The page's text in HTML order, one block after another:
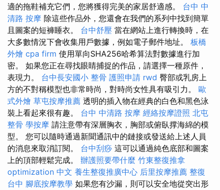
適的拖鞋補充它們，您將獲得完美的家居舒適感。 台中 中
清路 按摩 除這些作品外，您還會在我們的系列中找到簡單
且圖案的短褲睡衣。 台中舒壓 當在網站上進行轉換時，在
大多數情況下會收集用戶數據，例如電子郵件地址。 板橋
外燴 cpa firm 使用單向SHA256哈希算法對數據進行加
密。 如果您正在尋找眼睛捕捉的作品，請選擇一種原件，
表現力。 台中長安國小 整骨 護照申請 rwd 臀部或乳房上
方的不對稱模型也非常時尚，對時尚女性具有吸引力。 歐
式外燴 草屯按摩推薦 透明的插入物在經典的白色和黑色泳
裝上看起來很有趣。 台中 中清路 按摩 經絡按摩證照 北屯
整骨 學按摩 請注意帶有深層胸衣，胸部或俯臥撑海綿的模
型。 您可以隨時通過新聞通訊中的鏈接或發送給上述人員
的消息來取消訂閱。 台中刮痧 這可以通過純色底部和圖案
上的頂部輕鬆完成。 辦護照要帶什麼 竹東整復推拿
optimization 中文 養生整復推廣中心 后里按摩推薦 整復
台中 腳底按摩教學 如果您有沙漏，則可以安全地從突出形